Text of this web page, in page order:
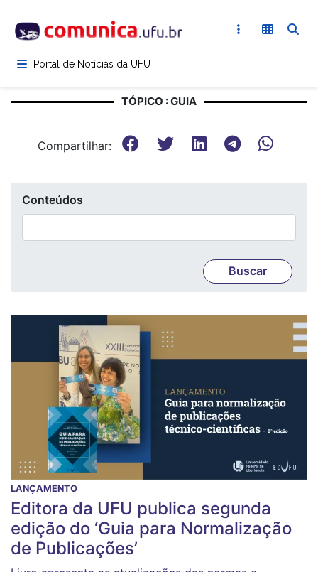
para
conteúdoPortal de Notícias da UFU
TÓPICO : GUIA
Compartilhar:
Conteúdos
LANÇAMENTO
Editora da UFU publica segunda
edição do ‘Guia para Normalização
de Publicações’